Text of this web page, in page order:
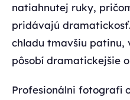
natiahnutej ruky,
pridávajú
chladu tmavšiu patinu,
pôsobí dramatickejšie
Profesionálni fotografi